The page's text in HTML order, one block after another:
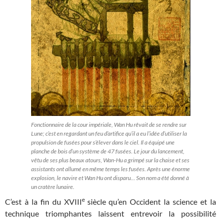
Fonctionnaire de la cour impériale, Wan Hu rêvait de se rendre sur
Lune; c’est en regardant un feu d’artifice qu’il a eu l’idée d’utiliser la
propulsion de fusées pour s’élever dans le ciel. Il a équipé une
planche de bois d’un système de 47 fusées. Le jour du lancement,
vêtu de ses plus beaux atours, Wan-Hu a grimpé sur la chaise et ses
assistants ont allumé en même temps les fusées. Après une énorme
explosion, le navire et Wan Hu ont disparu… Son nom a été donné à
un cratère lunaire.
C’est à la fin du XVIIIe siècle qu’en Occident la science et la
technique triomphantes laissent entrevoir la possibilité